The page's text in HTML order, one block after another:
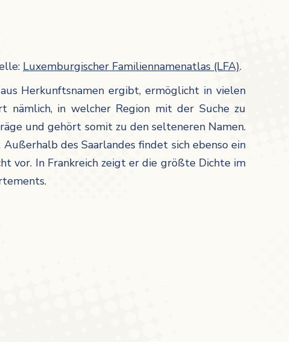
Luxemburgischer Familiennamenatlas (LFA).
Herkunftsnamen ergibt, ermöglicht in vielen
nämlich, in welcher Region mit der Suche zu
und gehört somit zu den selteneren Namen.
des Saarlandes findet sich ebenso ein
vor. In Frankreich zeigt er die größte Dichte im